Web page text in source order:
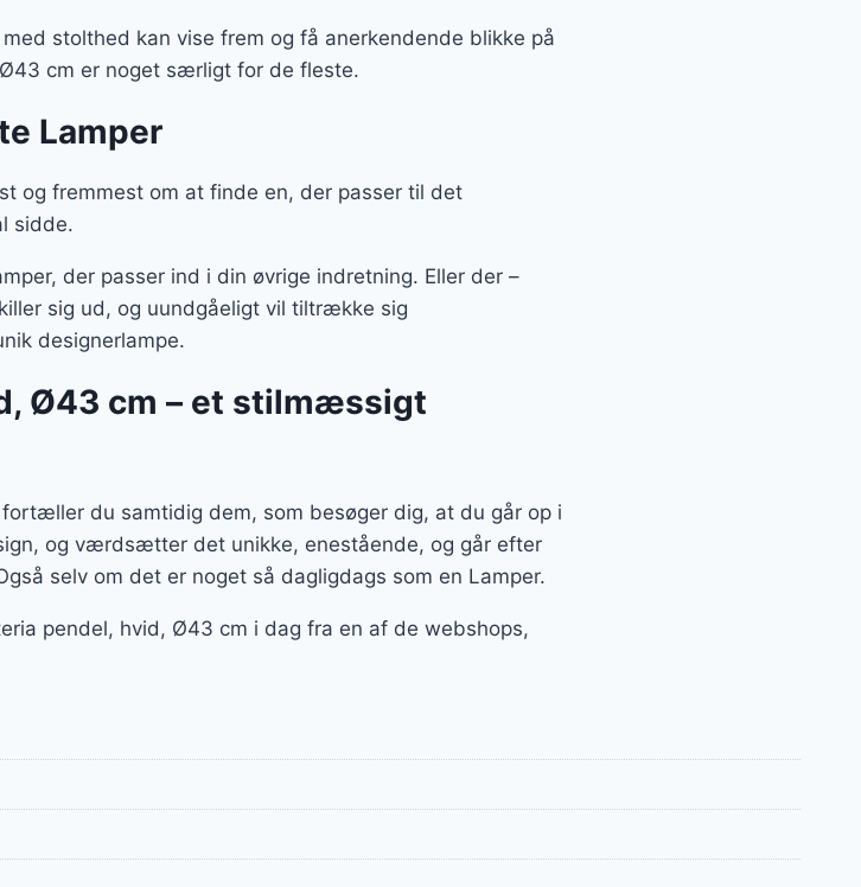
stolthed kan vise frem og få anerkendende blikke på
cm er noget særligt for de fleste.
Lamper
og fremmest om at finde en, der passer til det
sidde.
der passer ind i din øvrige indretning. Eller der –
sig ud, og uundgåeligt vil tiltrække sig
designerlampe.
Ø43 cm – et stilmæssigt
du samtidig dem, som besøger dig, at du går op i
og værdsætter det unikke, enestående, og går efter
selv om det er noget så dagligdags som en Lamper.
pendel, hvid, Ø43 cm i dag fra en af de webshops,